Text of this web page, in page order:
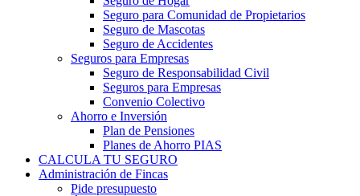
Seguro para Comunidad de Propietarios
Seguro de Mascotas
Seguro de Accidentes
Seguros para Empresas
Seguro de Responsabilidad Civil
Seguros para Empresas
Convenio Colectivo
Ahorro e Inversión
Plan de Pensiones
Planes de Ahorro PIAS
CALCULA TU SEGURO
Administración de Fincas
Pide presupuesto